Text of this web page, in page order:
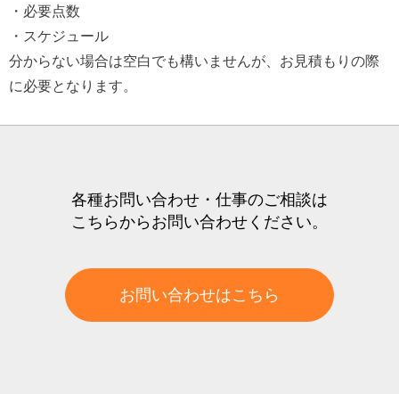
・必要点数
・スケジュール
分からない場合は空白でも構いませんが、お見積もりの際
に必要となります。
各種お問い合わせ・仕事のご相談は
こちらからお問い合わせください。
お問い合わせはこちら